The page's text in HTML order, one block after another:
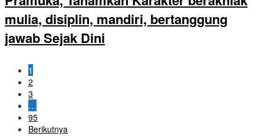
mulia, disiplin, mandiri, bertanggung
jawab Sejak Dini
1
2
3
…
95
Berikutnya